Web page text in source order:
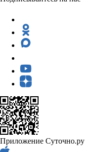
Приложение Суточно.ру